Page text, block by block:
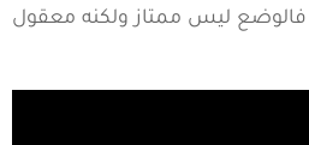
فالوضع ليس ممتاز ولكنه معقول